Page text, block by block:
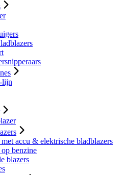
lijn
accu & elektrische bladblazers
benzine
blazers